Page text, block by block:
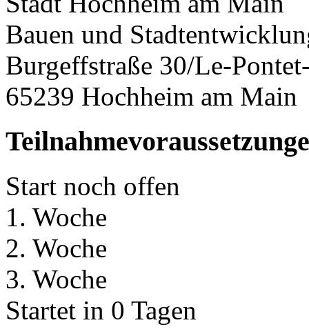
Bauen und
Burgeffstraße 30/Le-
65239 Hochheim am Main
Start noch offen
1. Woche
2. Woche
3. Woche
Startet in 0 Tagen